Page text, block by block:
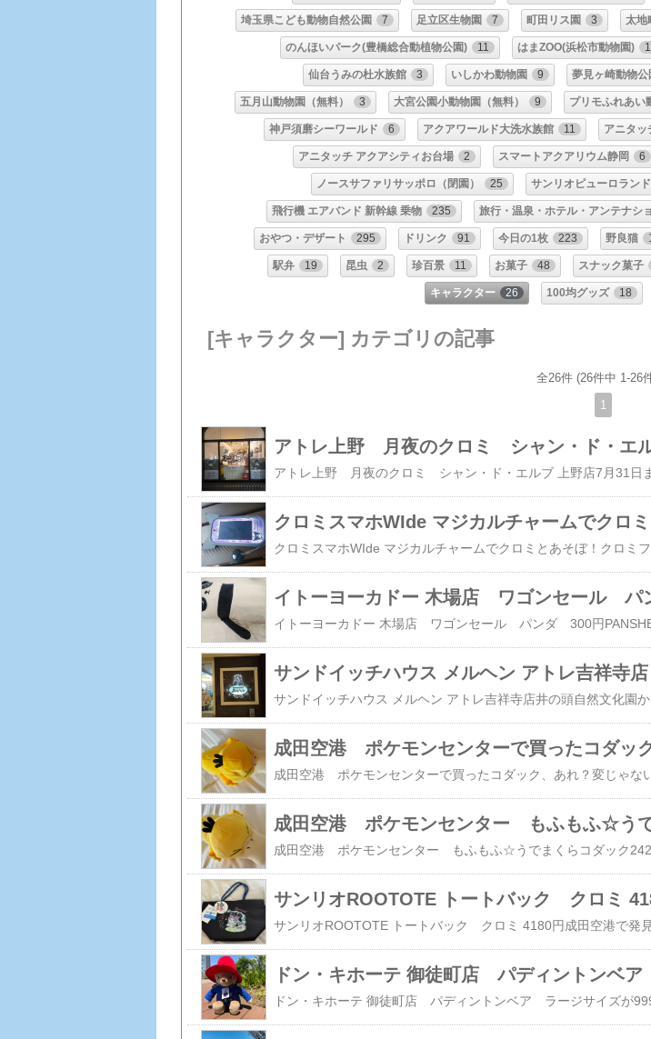
埼玉県こども動物自然公園 7 足立区生物園 7 町田リス園 3 太地
のんほいパーク(豊橋総合動植物公園) 11 はまZOO(浜松市動物園)
仙台うみの杜水族館 3 いしかわ動物園 9 夢見ヶ崎動物
五月山動物園（無料） 3 大宮公園小動物園（無料） 9 プリモふれあい
神戸須磨シーワールド 6 アクアワールド大洗水族館 11 アニタッ
アニタッチ アクアシティお台場 2 スマートアクアリウム静岡 6
ノースサファリサッポロ（閉園） 25 サンリオピューロランド
飛行機 エアバンド 新幹線 乗物 235 旅行・温泉・ホテル・アンテナシ
おやつ・デザート 295 ドリンク 91 今日の1枚 223 野良猫
駅弁 19 昆虫 2 珍百景 11 お菓子 48 スナック菓子
キャラクター 26 100均グッズ 18
[キャラクター] カテゴリの記事
全26件 (26件中 1-26
1
アトレ上野 月夜のクロミ シャン・ド・エ
クロミスマホWIde マジカルチャームでクロミ
イトーヨーカドー 木場店 ワゴンセール パ
サンドイッチハウス メルヘン アトレ吉祥寺店
サンリオROOTOTE トートバック クロミ